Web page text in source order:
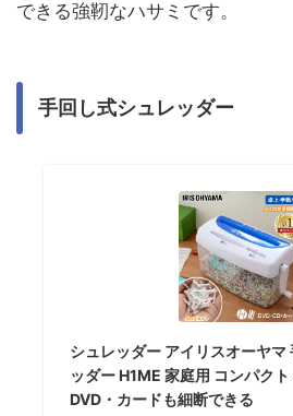
できる強靭なハサミです。
手回し式シュレッダー
シュレッダー アイリスオーヤマ
ッダー H1ME 家庭用 コンパクト
DVD・カードも細断できる